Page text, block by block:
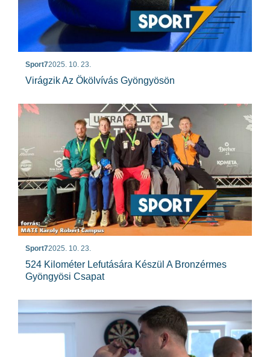
Sport72025. 10. 23.
Virágzik Az Ökölvívás Gyöngyösön
Sport72025. 10. 23.
524 Kilométer Lefutására Készül A Bronzérmes
Gyöngyösi Csapat